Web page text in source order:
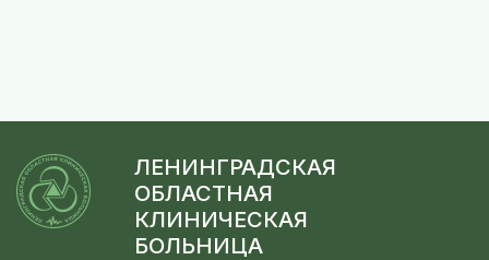
ЛЕНИНГРАДСКАЯ
ОБЛАСТНАЯ
КЛИНИЧЕСКАЯ
БОЛЬНИЦА